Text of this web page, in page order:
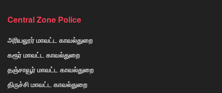
Central Zone Police
அரியலூர் மாவட்ட காவல்துறை
கரூர் மாவட்ட காவல்துறை
தஞ்சாவூர் மாவட்ட காவல்துறை
திருச்சி மாவட்ட காவல்துறை